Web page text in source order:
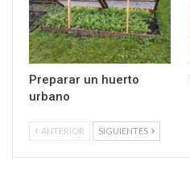
Preparar un huerto
urbano
ANTERIOR SIGUIENTES